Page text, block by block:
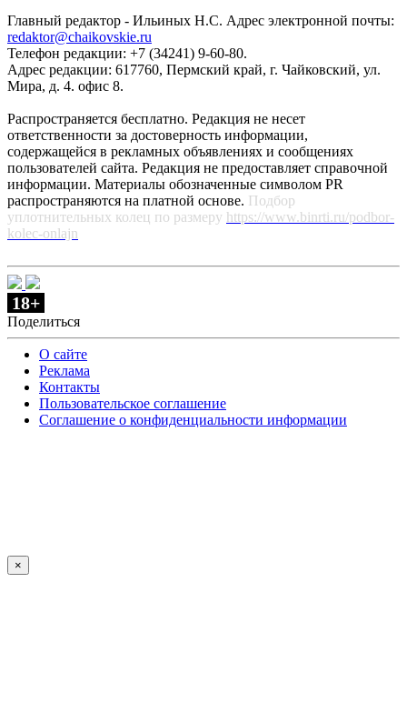
Главный редактор - Ильиных Н.С. Адрес электронной почты:
redaktor@chaikovskie.ru
Телефон редакции: +7 (34241) 9-60-80.
Адрес редакции: 617760, Пермский край, г. Чайковский, ул.
Мира, д. 4. офис 8.
Распространяется бесплатно. Редакция не несет
ответственности за достоверность информации,
содержащейся в рекламных объявлениях и сообщениях
пользователей сайта. Редакция не предоставляет справочной
информации. Материалы обозначенные символом PR
распространяются на платной основе. Подбор
уплотнительных колец по размеру https://www.binrti.ru/podbor-
kolec-onlajn
18+
Поделиться
О сайте
Реклама
Контакты
Пользовательское соглашение
Соглашение о конфиденциальности информации
×